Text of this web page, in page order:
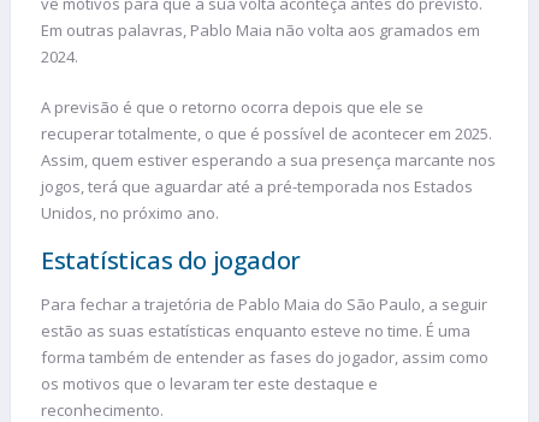
Em outras palavras, Pablo Maia não volta aos gramados em
2024.
A previsão é que o retorno ocorra depois que ele se
recuperar totalmente, o que é possível de acontecer em 2025.
Assim, quem estiver esperando a sua presença marcante nos
jogos, terá que aguardar até a pré-temporada nos Estados
Unidos, no próximo ano.
Estatísticas do jogador
Para fechar a trajetória de Pablo Maia do São Paulo, a seguir
estão as suas estatísticas enquanto esteve no time. É uma
forma também de entender as fases do jogador, assim como
os motivos que o levaram ter este destaque e
reconhecimento.